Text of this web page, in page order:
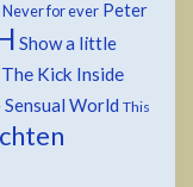
Never for ever Peter
Show a little
The Kick Inside
Sensual World This